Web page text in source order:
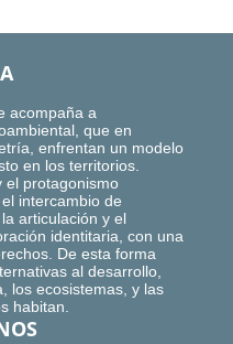
acompaña a
que en
enfrentan un modelo
en los territorios.
el protagonismo
intercambio de
articulación y el
identitaria, con una
De esta forma
al desarrollo,
los ecosistemas, y las
habitan.